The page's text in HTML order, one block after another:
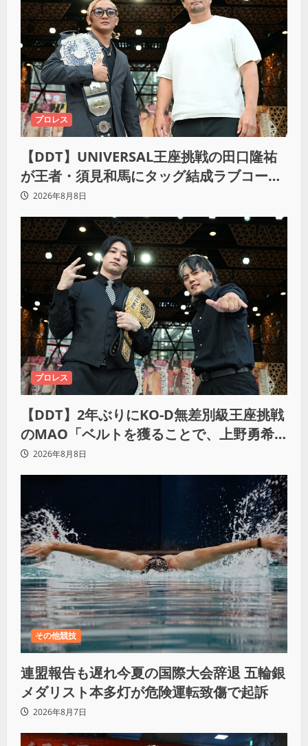
プロレス
【DDT】UNIVERSAL王座挑戦の田口隆祐
が王者・須見和馬にタッグ結成ラブコー
ル！「この試合が終わった後は、丸刈りブ
ラザーズで一緒にやっていただければ」
2026年8月8日
プロレス
【DDT】2年ぶりにKO-D無差別級王座挑戦
のMAO「ベルトを獲ることで、上野勇希
とMAOで一時代あったんだよって残した
い」
2026年8月8日
その他競技
連盟報告も遅れ今夏の国際大会辞退 五輪銀
メダリスト本多灯が危険運転致傷で起訴
2026年8月7日